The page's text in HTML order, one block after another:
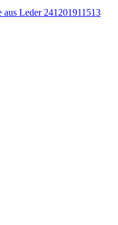
Leder 241201911513